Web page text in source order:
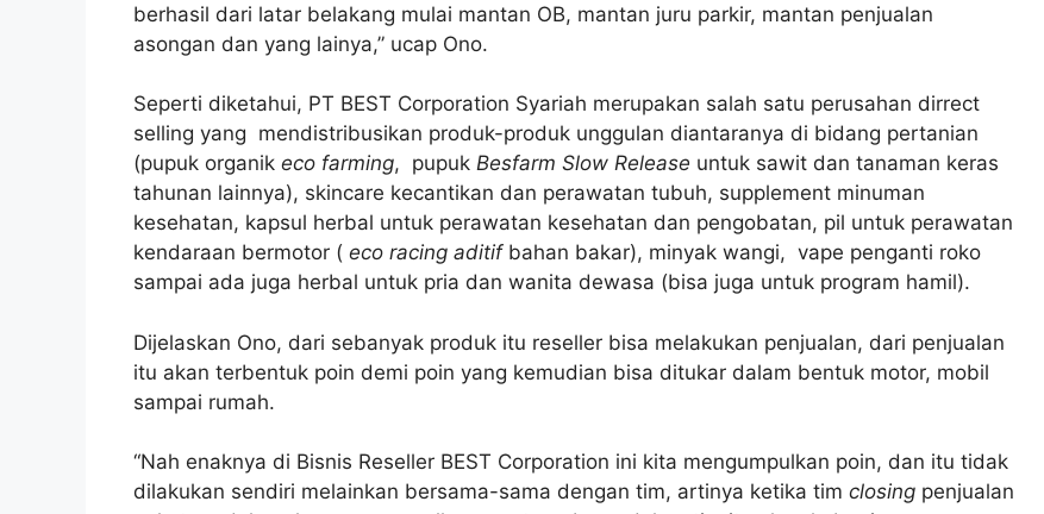
berhasil dari latar belakang mulai mantan OB, mantan juru parkir, mantan penjualan
asongan dan yang lainya,” ucap Ono.
Seperti diketahui, PT BEST Corporation Syariah merupakan salah satu perusahan dirrect
selling yang mendistribusikan produk-produk unggulan diantaranya di bidang pertanian
(pupuk organik eco farming, pupuk Besfarm Slow Release untuk sawit dan tanaman keras
tahunan lainnya), skincare kecantikan dan perawatan tubuh, supplement minuman
kesehatan, kapsul herbal untuk perawatan kesehatan dan pengobatan, pil untuk perawatan
kendaraan bermotor ( eco racing aditifbahan bakar), minyak wangi, vape penganti roko
sampai ada juga herbal untuk pria dan wanita dewasa (bisa juga untuk program hamil).
Dijelaskan Ono, dari sebanyak produk itu reseller bisa melakukan penjualan, dari penjualan
itu akan terbentuk poin demi poin yang kemudian bisa ditukar dalam bentuk motor, mobil
sampai rumah.
“Nah enaknya di Bisnis Reseller BEST Corporation ini kita mengumpulkan poin, dan itu tidak
dilakukan sendiri melainkan bersama-sama dengan tim, artinya ketika tim closing penjualan